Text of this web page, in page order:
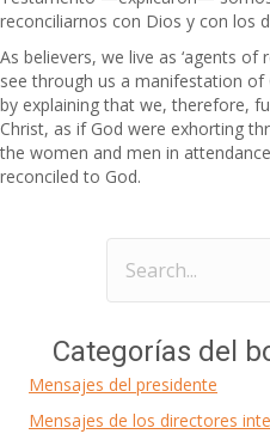
reconciliarnos con Dios y con los
As believers, we live as ‘agents
see through us a manifestation of
by explaining that we, therefore,
Christ, as if God were exhorting
the women and men in
reconciled to God.
Categorías del
Mensajes del presidente
Mensajes de los directores